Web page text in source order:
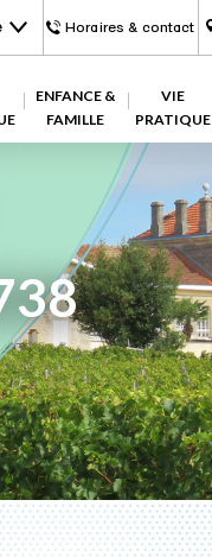
Horaires & contact
ENFANCE &
FAMILLE
VIE
PRATIQUE